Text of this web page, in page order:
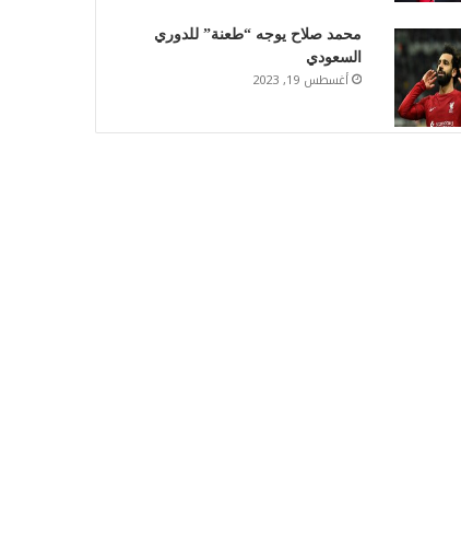
محمد صلاح يوجه “طعنة” للدوري
السعودي
أغسطس 19, 2023